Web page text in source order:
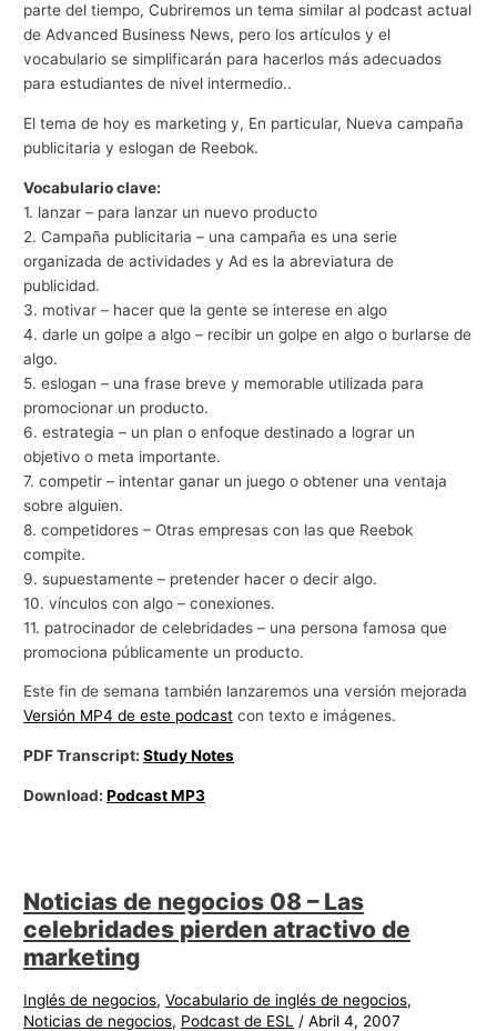
parte del tiempo, Cubriremos un tema similar al podcast actual
de Advanced Business News, pero los artículos y el
vocabulario se simplificarán para hacerlos más adecuados
para estudiantes de nivel intermedio..
El tema de hoy es marketing y, En particular, Nueva campaña
publicitaria y eslogan de Reebok.
Vocabulario clave:
1. lanzar – para lanzar un nuevo producto
2. Campaña publicitaria – una campaña es una serie
organizada de actividades y Ad es la abreviatura de
publicidad.
3. motivar – hacer que la gente se interese en algo
4. darle un golpe a algo – recibir un golpe en algo o burlarse de
algo.
5. eslogan – una frase breve y memorable utilizada para
promocionar un producto.
6. estrategia – un plan o enfoque destinado a lograr un
objetivo o meta importante.
7. competir – intentar ganar un juego o obtener una ventaja
sobre alguien.
8. competidores – Otras empresas con las que Reebok
compite.
9. supuestamente – pretender hacer o decir algo.
10. vínculos con algo – conexiones.
11. patrocinador de celebridades – una persona famosa que
promociona públicamente un producto.
Este fin de semana también lanzaremos una versión mejorada
Versión MP4 de este podcast con texto e imágenes.
PDF Transcript:Study Notes
Download:Podcast MP3
Noticias de negocios 08 – Las
celebridades pierden atractivo de
marketing
Inglés de negocios,Vocabulario de inglés de negocios,
Noticias de negocios, Podcast de ESL /Abril 4, 2007